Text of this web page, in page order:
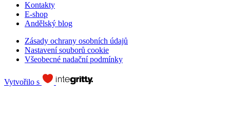
Kontakty
E-shop
Andělský blog
Zásady ochrany osobních údajů
Nastavení souborů cookie
Všeobecné nadační podmínky
Vytvořilo s